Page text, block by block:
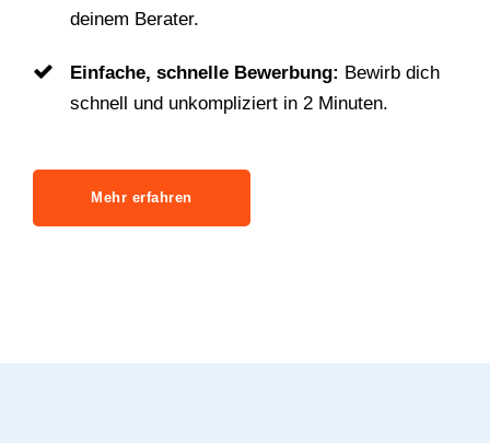
deinem Berater.
Einfache, schnelle Bewerbung: Bewirb dich
schnell und unkompliziert in 2 Minuten.
Mehr erfahren